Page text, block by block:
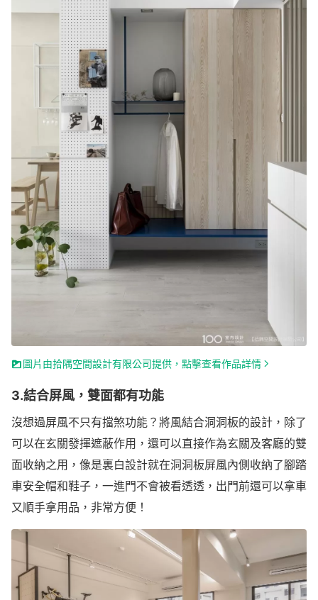
圖片由拾隅空間設計有限公司提供，點擊查看作品詳情
3.結合屏風，雙面都有功能
沒想過屏風不只有擋煞功能？將風結合洞洞板的設計，除了
可以在玄關發揮遮蔽作用，還可以直接作為玄關及客廳的雙
面收納之用，像是裏白設計就在洞洞板屏風內側收納了腳踏
車安全帽和鞋子，一進門不會被看透透，出門前還可以拿車
又順手拿用品，非常方便！